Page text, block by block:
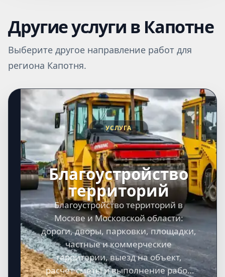
Другие услуги в Капотне
Выберите другое направление работ для
региона Капотня.
УСЛУГА
Благоустройство
территорий
Благоустройство территорий в
Москве и Московской области:
дороги, дворы, парковки, площадки,
частные и коммерческие
территории, выезд на объект,
расчет сметы и выполнение работ